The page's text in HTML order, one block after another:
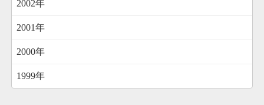
2002年
2001年
2000年
1999年